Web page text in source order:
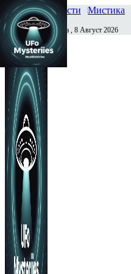
Главная Новости Мистика
Сегодня Суббота , 8 Август 2026